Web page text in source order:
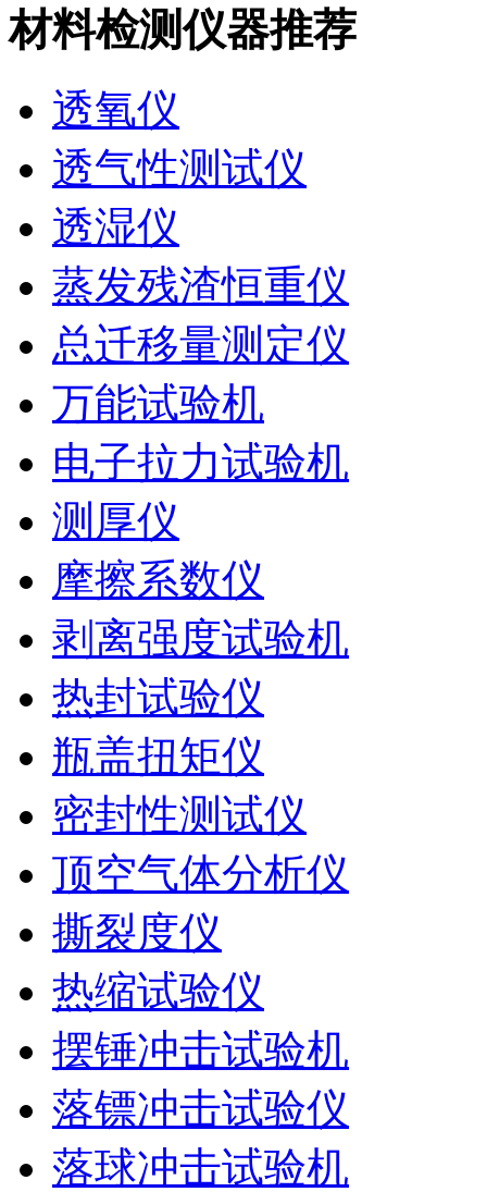
材料检测仪器推荐
透氧仪
透气性测试仪
透湿仪
蒸发残渣恒重仪
总迁移量测定仪
万能试验机
电子拉力试验机
测厚仪
摩擦系数仪
剥离强度试验机
热封试验仪
瓶盖扭矩仪
密封性测试仪
顶空气体分析仪
撕裂度仪
热缩试验仪
摆锤冲击试验机
落镖冲击试验仪
落球冲击试验机